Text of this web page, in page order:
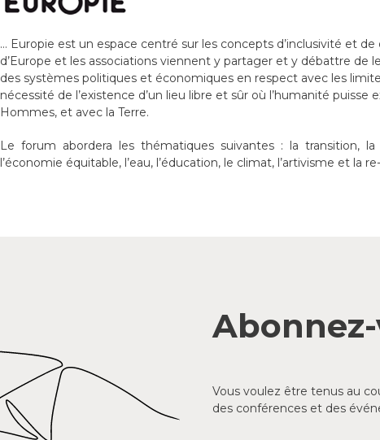
… Europie est un espace centré sur les concepts d’inclusivité et
d’Europe et les associations viennent y partager et y débattre de
des systèmes politiques et économiques en respect avec les
nécessité de l’existence d’un lieu libre et sûr où l’humanité puisse
Hommes, et avec la Terre.
Le forum abordera les thématiques suivantes : la transition,
l’économie équitable, l’eau, l’éducation, le climat, l’artivisme et la
Vous voulez être tenus au
des conférences et des